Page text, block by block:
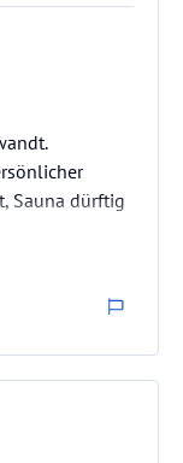
Sauna dürftig